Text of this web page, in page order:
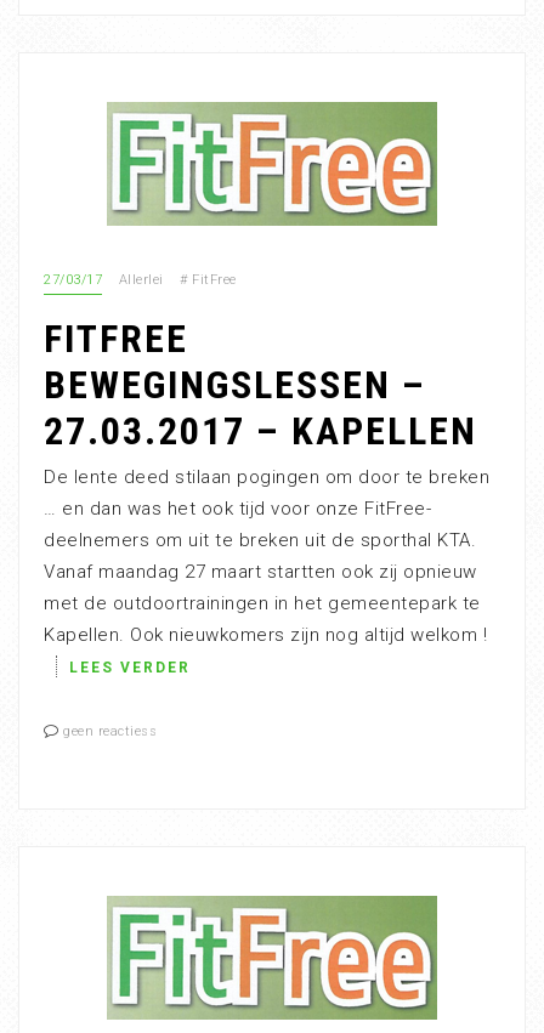
27/03/17 Allerlei # FitFree
FITFREE
BEWEGINGSLESSEN –
27.03.2017 – KAPELLEN
De lente deed stilaan pogingen om door te breken
… en dan was het ook tijd voor onze FitFree-
deelnemers om uit te breken uit de sporthal KTA.
Vanaf maandag 27 maart startten ook zij opnieuw
met de outdoortrainingen in het gemeentepark te
Kapellen. Ook nieuwkomers zijn nog altijd welkom !
LEES VERDER
geen reactiess